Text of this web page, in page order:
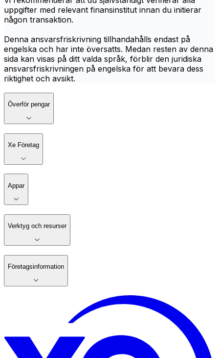
uppgifter med relevant finansinstitut innan du initierar
någon transaktion.
Denna ansvarsfriskrivning tillhandahålls endast på
engelska och har inte översatts. Medan resten av denna
sida kan visas på ditt valda språk, förblir den juridiska
ansvarsfriskrivningen på engelska för att bevara dess
riktighet och avsikt.
Överför pengar
Xe Företag
Appar
Verktyg och resurser
Företagsinformation